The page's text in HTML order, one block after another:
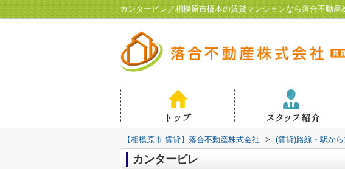
カンタービレ／相模原市橋本の賃貸マンションなら落合不動産
【相模原市 賃貸】落合不動産株式会社 > (賃貸)路線・駅から
カンタービレ